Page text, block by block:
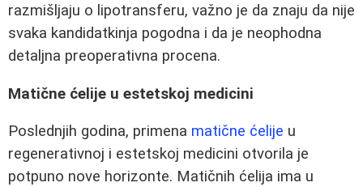
razmišljaju o lipotransferu, važno je da znaju da nije
svaka kandidatkinja pogodna i da je neophodna
detaljna preoperativna procena.
Matične ćelije u estetskoj medicini
Poslednjih godina, primena matične ćelije u
regenerativnoj i estetskoj medicini otvorila je
potpuno nove horizonte. Matičnih ćelija ima u